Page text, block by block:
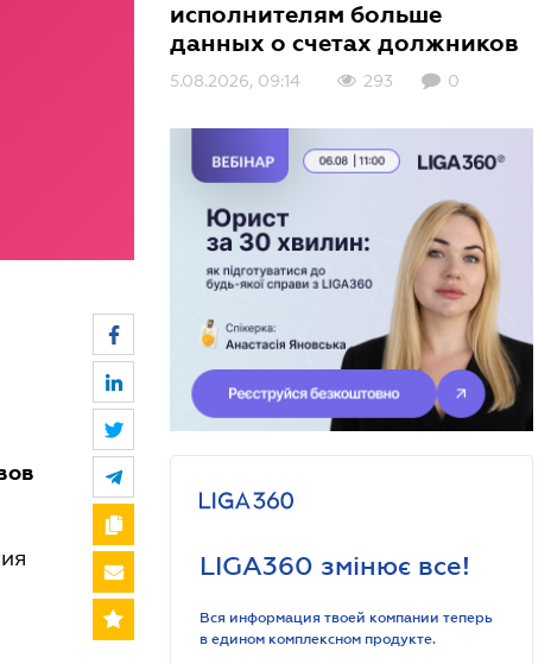
исполнителям больше
данных о счетах должников
5.08.2026, 09:14 293 0
3.08.2026, 10:01 350 0
3.08.2026, 09:00 138 0
LIGA360 змінює все!
Вся информация твоей компании теперь
в едином комплексном продукте.